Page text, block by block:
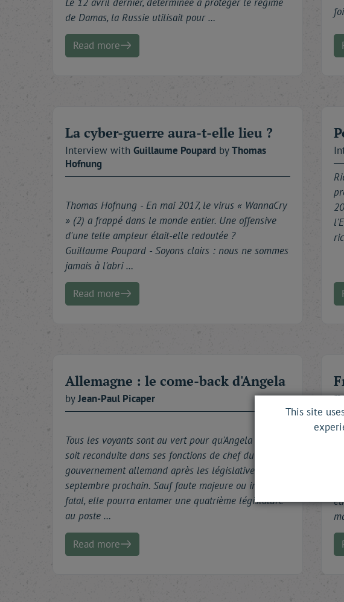
de Damas, la Russie utilisait pour …
Read more
La cyber-guerre aura-t-elle lieu ?
Interview with Guillaume Poupard byThomas
Hofnung
Thomas Hofnung - En mai 2017, le virus « WannaCry
» (2) a frappé dans le monde entier. Une offensive
d'une telle ampleur était-elle redoutée ?
Guillaume Poupard - Soyons clairs : nous ne sommes
jamais à l'abri …
Read more
Allemagne : le come-back d'Angela
byJean-Paul Picaper
Tous les voyants sont au vert pour qu'Angela Merkel
soit reconduite dans ses fonctions de chef du
gouvernement allemand après les législatives du 24
septembre prochain. Sauf faute majeure ou imprévu
fatal, elle pourra entamer une quatrième législature
au poste …
Read more
This site